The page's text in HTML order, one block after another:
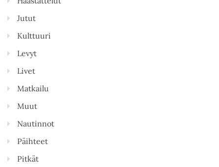
Jutut
Kulttuuri
Levyt
Livet
Matkailu
Muut
Nautinnot
Päihteet
Pitkät